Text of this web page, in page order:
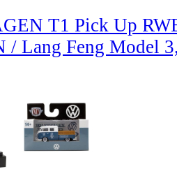
T1 Pick Up
/ Lang Feng Model